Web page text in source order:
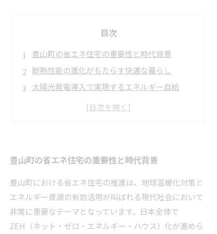
目次
豊山町の省エネ住宅の重要性と時代背景
断熱性能の進化がもたらす快適な暮らし
太陽光発電導入で実現するエネルギー自給
豊山町の補助金制度を活用した賢い住宅建築
豊山町の省エネ住宅の重要性と時代背景
豊山町における省エネ住宅の推進は、地球温暖化対策と
エネルギー資源の有効活用が叫ばれる現代社会において
非常に重要なテーマとなっています。日本全体で
ZEH（ネット・ゼロ・エネルギー・ハウス）化が進めら